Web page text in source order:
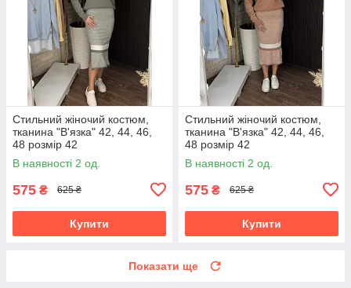
Стильний жіночий костюм,
тканина "В'язка" 42, 44, 46,
48 розмір 42
В наявності 2 од.
575 ₴ 625 ₴
Купити
Стильний жіночий костюм,
тканина "В'язка" 42, 44, 46,
48 розмір 42
В наявності 2 од.
575 ₴ 625 ₴
Купити
Показати ще